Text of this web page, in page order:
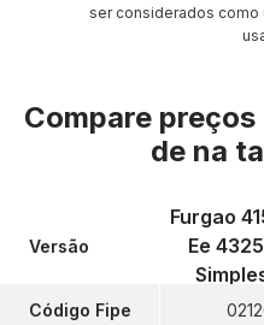
ser considerados como
Compare
de na
Versão
Código Fipe
Furgao
Ee